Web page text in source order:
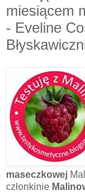
miesiącem
- Eveline
maseczkowej
członkinie